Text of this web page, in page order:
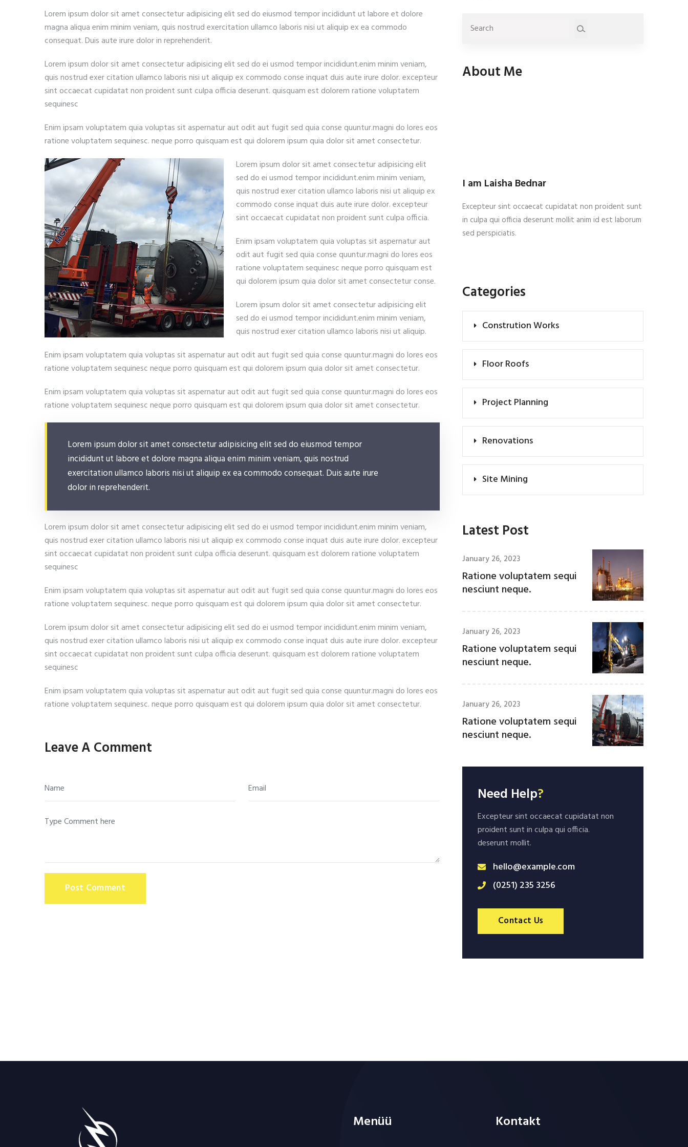
About Me
I am Laisha Bednar
Excepteur sint occaecat cupidatat non proident sunt
in culpa qui officia deserunt mollit anim id est laborum
sed perspiciatis.
Categories
Constrution Works
Floor Roofs
Project Planning
Renovations
Site Mining
Latest Post
January 26, 2023
Ratione voluptatem sequi
nesciunt neque.
January 26, 2023
Ratione voluptatem sequi
nesciunt neque.
January 26, 2023
Ratione voluptatem sequi
nesciunt neque.
Need Help?
Excepteur sint occaecat cupidatat non
proident sunt in culpa qui officia.
deserunt mollit.
hello@example.com
(0251) 235 3256
Contact Us
Lorem ipsum dolor sit amet consectetur adipisicing elit sed do eiusmod tempor incididunt ut labore et dolore
magna aliqua enim minim veniam, quis nostrud exercitation ullamco laboris nisi ut aliquip ex ea commodo
consequat. Duis aute irure dolor in reprehenderit.
Lorem ipsum dolor sit amet consectetur adipisicing elit sed do ei usmod tempor incididunt.enim minim veniam,
quis nostrud exer citation ullamco laboris nisi ut aliquip ex commodo conse inquat duis aute irure dolor. excepteur
sint occaecat cupidatat non proident sunt culpa officia deserunt. quisquam est dolorem ratione voluptatem
sequinesc
Enim ipsam voluptatem quia voluptas sit aspernatur aut odit aut fugit sed quia conse quuntur.magni do lores eos
ratione voluptatem sequinesc. neque porro quisquam est qui dolorem ipsum quia dolor sit amet consectetur.
Lorem ipsum dolor sit amet consectetur adipisicing elit
sed do ei usmod tempor incididunt.enim minim veniam,
quis nostrud exer citation ullamco laboris nisi ut aliquip ex
commodo conse inquat duis aute irure dolor. excepteur
sint occaecat cupidatat non proident sunt culpa officia.
Enim ipsam voluptatem quia voluptas sit aspernatur aut
odit aut fugit sed quia conse quuntur.magni do lores eos
ratione voluptatem sequinesc neque porro quisquam est
qui dolorem ipsum quia dolor sit amet consectetur conse.
Lorem ipsum dolor sit amet consectetur adipisicing elit
sed do ei usmod tempor incididunt.enim minim veniam,
quis nostrud exer citation ullamco laboris nisi ut aliquip.
Enim ipsam voluptatem quia voluptas sit aspernatur aut odit aut fugit sed quia conse quuntur.magni do lores eos
ratione voluptatem sequinesc neque porro quisquam est qui dolorem ipsum quia dolor sit amet consectetur.
Enim ipsam voluptatem quia voluptas sit aspernatur aut odit aut fugit sed quia conse quuntur.magni do lores eos
ratione voluptatem sequinesc neque porro quisquam est qui dolorem ipsum quia dolor sit amet consectetur.
Lorem ipsum dolor sit amet consectetur adipisicing elit sed do eiusmod tempor
incididunt ut labore et dolore magna aliqua enim minim veniam, quis nostrud
exercitation ullamco laboris nisi ut aliquip ex ea commodo consequat. Duis aute irure
dolor in reprehenderit.
Lorem ipsum dolor sit amet consectetur adipisicing elit sed do ei usmod tempor incididunt.enim minim veniam,
quis nostrud exer citation ullamco laboris nisi ut aliquip ex commodo conse inquat duis aute irure dolor. excepteur
sint occaecat cupidatat non proident sunt culpa officia deserunt. quisquam est dolorem ratione voluptatem
sequinesc
Enim ipsam voluptatem quia voluptas sit aspernatur aut odit aut fugit sed quia conse quuntur.magni do lores eos
ratione voluptatem sequinesc. neque porro quisquam est qui dolorem ipsum quia dolor sit amet consectetur.
Lorem ipsum dolor sit amet consectetur adipisicing elit sed do ei usmod tempor incididunt.enim minim veniam,
quis nostrud exer citation ullamco laboris nisi ut aliquip ex commodo conse inquat duis aute irure dolor. excepteur
sint occaecat cupidatat non proident sunt culpa officia deserunt. quisquam est dolorem ratione voluptatem
sequinesc
Enim ipsam voluptatem quia voluptas sit aspernatur aut odit aut fugit sed quia conse quuntur.magni do lores eos
ratione voluptatem sequinesc. neque porro quisquam est qui dolorem ipsum quia dolor sit amet consectetur.
Leave A Comment
Post Comment
Menüü Kontakt